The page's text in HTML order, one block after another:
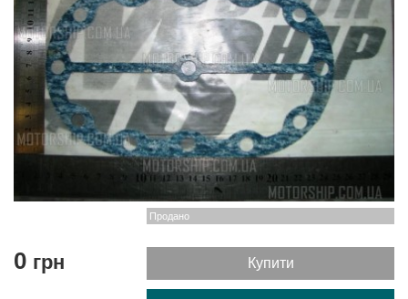
Продано
0 грн Купити